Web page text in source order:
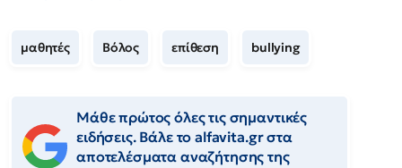
μαθητές Βόλος επίθεση bullying
Μάθε πρώτος όλες τις σημαντικές
ειδήσεις. Βάλε το alfavita.gr στα
αποτελέσματα αναζήτησης της